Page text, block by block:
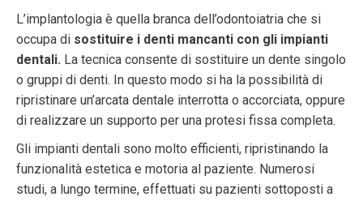
L’implantologia è quella branca dell’odontoiatria che si
occupa di sostituire i denti mancanti con gli impianti
dentali. La tecnica consente di sostituire un dente singolo
o gruppi di denti. In questo modo si ha la possibilità di
ripristinare un’arcata dentale interrotta o accorciata, oppure
di realizzare un supporto per una protesi fissa completa.
Gli impianti dentali sono molto efficienti, ripristinando la
funzionalità estetica e motoria al paziente. Numerosi
studi, a lungo termine, effettuati su pazienti sottoposti a